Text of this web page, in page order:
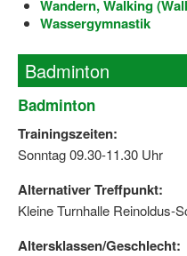
NRW bewegt seine
Bewegt zu Hause
Bewegt ÄLTER werden
Bewegt GESUND
Bewegungsmodel
SSB-Sport
Wandern, Walking
Wassergymnastik
Badminton
Badminton
Trainingszeiten:
Sonntag 09.30-11.30 Uhr
Alternativer Treffpunkt:
Kleine Turnhalle Reinoldus-
Altersklassen/Geschlecht: